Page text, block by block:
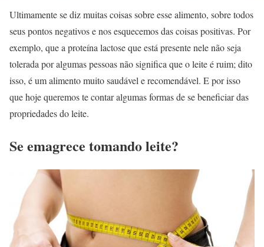
Ultimamente se diz muitas coisas sobre esse alimento, sobre todos
seus pontos negativos e nos esquecemos das coisas positivas. Por
exemplo, que a proteína lactose que está presente nele não seja
tolerada por algumas pessoas não significa que o leite é ruim; dito
isso, é um alimento muito saudável e recomendável. E por isso
que hoje queremos te contar algumas formas de se beneficiar das
propriedades do leite.
Se emagrece tomando leite?